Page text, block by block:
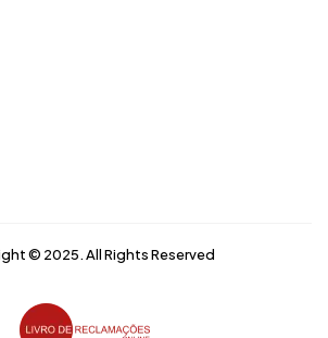
© 2025. All Rights Reserved